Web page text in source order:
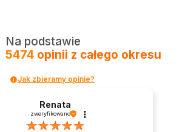
Na podstawie
5474 opinii z całego okresu
Jak zbieramy opinie?
Renata
zweryfikowano